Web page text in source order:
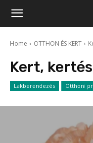
Home OTTHON ÉS KERT
Kert,
Lakberendezés Otthoni